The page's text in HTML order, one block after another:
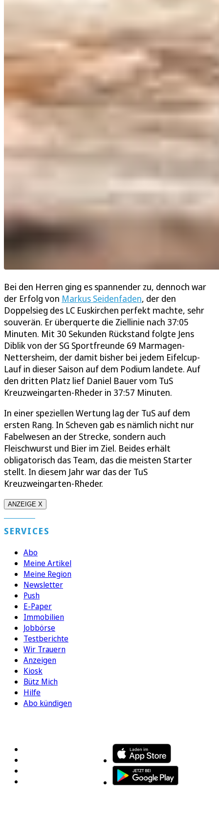
Bei den Herren ging es spannender zu, dennoch war
der Erfolg von Markus Seidenfaden, der den
Doppelsieg des LC Euskirchen perfekt machte, sehr
souverän. Er überquerte die Ziellinie nach 37:05
Minuten. Mit 30 Sekunden Rückstand folgte Jens
Diblik von der SG Sportfreunde 69 Marmagen-
Nettersheim, der damit bisher bei jedem Eifelcup-
Lauf in dieser Saison auf dem Podium landete. Auf
den dritten Platz lief Daniel Bauer vom TuS
Kreuzweingarten-Rheder in 37:57 Minuten.
In einer speziellen Wertung lag der TuS auf dem
ersten Rang. In Scheven gab es nämlich nicht nur
Fabelwesen an der Strecke, sondern auch
Fleischwurst und Bier im Ziel. Beides erhält
obligatorisch das Team, das die meisten Starter
stellt. In diesem Jahr war das der TuS
Kreuzweingarten-Rheder.
ANZEIGE X
SERVICES
Abo
Meine Artikel
Meine Region
Newsletter
Push
E-Paper
Immobilien
Jobbörse
Testberichte
Wir Trauern
Anzeigen
Kiosk
Bütz Mich
Hilfe
Abo kündigen